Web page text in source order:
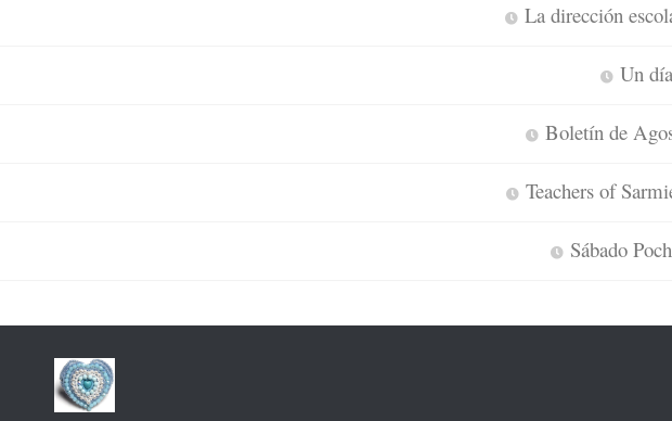
La dirección
Un
Boletín de
Teachers of
Sábado